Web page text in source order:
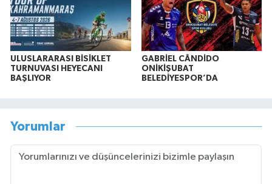
ULUSLARARASI BİSİKLET
TURNUVASI HEYECANI
BAŞLIYOR
GABRİEL CÂNDİDO
ONİKİŞUBAT
BELEDİYESPOR’DA
Yorumlar